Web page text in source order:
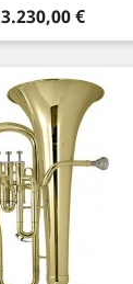
Τιμή
3.230,00 €